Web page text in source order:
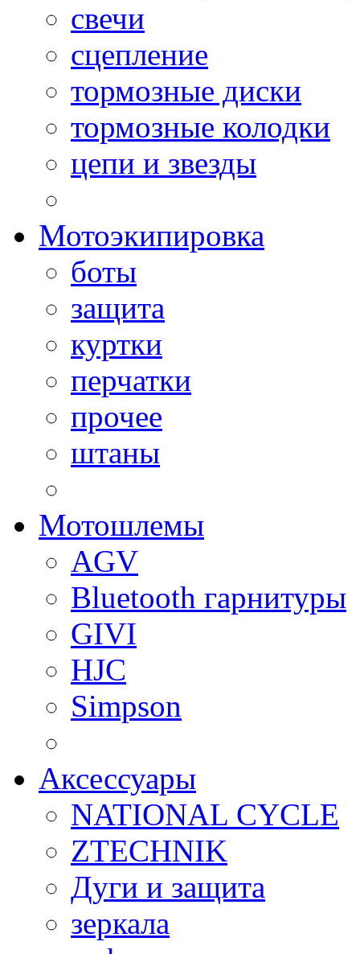
свечи
сцепление
тормозные диски
тормозные колодки
цепи и звезды
Мотоэкипировка
боты
защита
куртки
перчатки
прочее
штаны
Мотошлемы
AGV
Bluetooth гарнитуры
GIVI
HJC
Simpson
Аксессуары
NATIONAL CYCLE
ZTECHNIK
Дуги и защита
зеркала